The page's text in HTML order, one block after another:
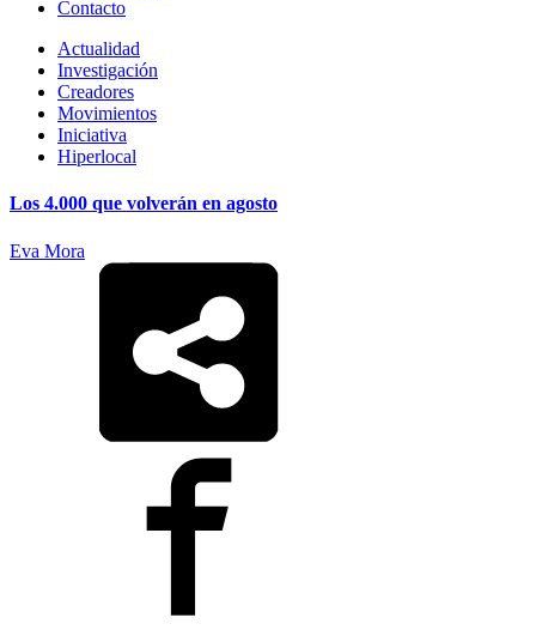
Contacto
Actualidad
Investigación
Creadores
Movimientos
Iniciativa
Hiperlocal
Los 4.000 que volverán en agosto
Eva Mora